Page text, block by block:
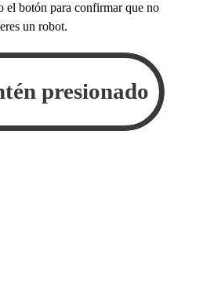
el botón para confirmar que no
eres un robot.